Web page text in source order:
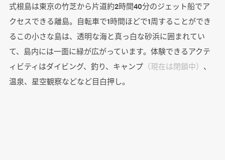
式根島は東京の竹芝から片道約2時間40分のジェット船でア
クセスできる離島。自転車で1時間ほどで1周することができ
るこの小さな島は、透明な海と真っ白な砂浜に囲まれてい
て、島内には一面に緑が広がっています。体験できるアクテ
ィビティはダイビング、釣り、キャンプ（現在は閉鎖中） 、
温泉、星空観察などなど目白押し。